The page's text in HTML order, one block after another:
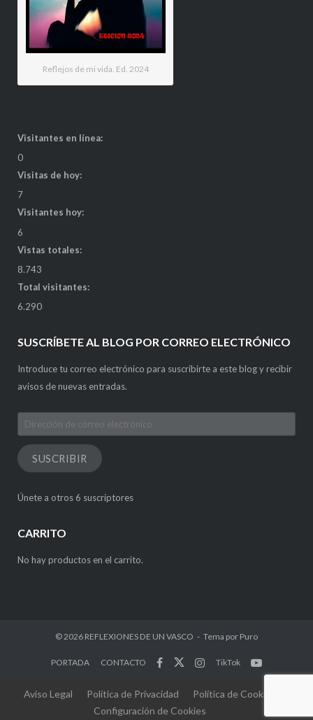
Reflejos de mi vida. Ed. 2024
Visitantes en línea:
0
Visitas de hoy:
7
Visitantes hoy:
6
Vistas totales:
8.743
Total visitantes:
6.290
SUSCRÍBETE AL BLOG POR CORREO ELECTRÓNICO
Introduce tu correo electrónico para suscribirte a este blog y recibir
avisos de nuevas entradas.
Dirección
de
correo
electrónico
SUSCRIBIR
Únete a otros 6 suscriptores
CARRITO
No hay productos en el carrito.
© 2026 REFLEXIONES DE UN VASCO Tema por Puro
PORTADA CONTACTO TikTok
Aviso Legal Política de Privacidad
Política de Cookies
Configuración de Cookies